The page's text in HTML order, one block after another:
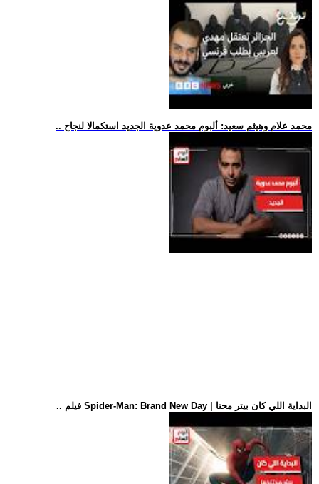
.. محمد علام وهيثم سعيد: ألبوم محمد عدوية الجديد استكمالا لنجاح
.. فيلم Spider-Man: Brand New Day | البداية اللي كان بيتر محتا